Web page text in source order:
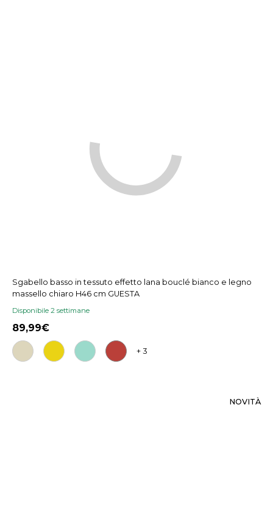
Sgabello basso in tessuto effetto lana bouclé bianco e legno
massello chiaro H46 cm GUESTA
Disponibile 2 settimane
89,99
+ 3
NOVITÀ